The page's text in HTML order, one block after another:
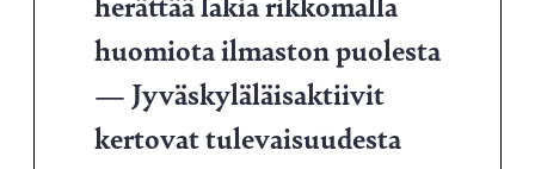
huomiota ilmaston puolesta
— Jyväskyläläisaktiivit
kertovat tulevaisuudesta